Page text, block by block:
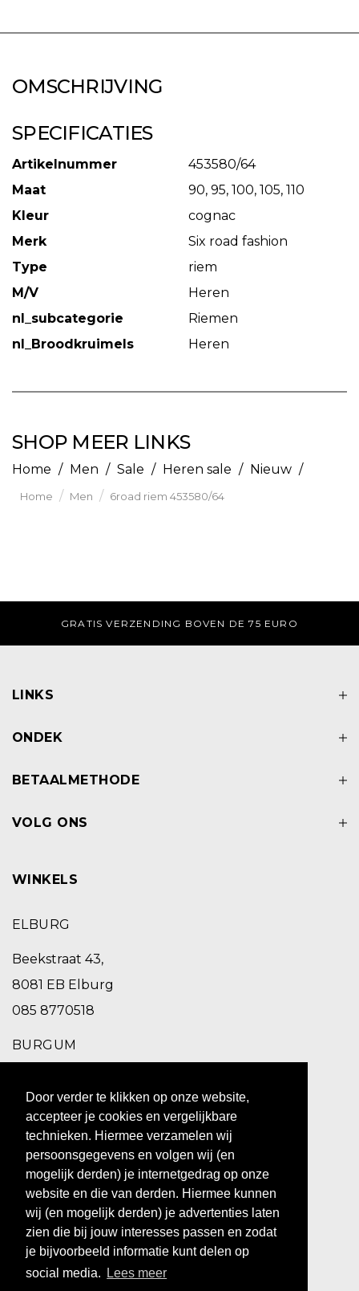
Door verder te klikken op onze website,
accepteer je cookies en vergelijkbare
technieken. Hiermee verzamelen wij
persoonsgegevens en volgen wij (en
mogelijk derden) je internetgedrag op onze
website en die van derden. Hiermee kunnen
wij (en mogelijk derden) je advertenties laten
zien die bij jouw interesses passen en zodat
je bijvoorbeeld informatie kunt delen op
social media.
Lees meer
OMSCHRIJVING
SPECIFICATIES
Artikelnummer
453580/64
Maat
90, 95, 100, 105, 110
Kleur
cognac
Merk
Six road fashion
Type
riem
M/V
Heren
nl_subcategorie
Riemen
nl_Broodkruimels
Heren
SHOP MEER LINKS
Home / Men / Sale / Heren sale / Nieuw /
Home / Men / 6road riem 453580/64
BESTELD, ZELFDE DAG VERZONDEN.
LINKS
ONDEK
BETAALMETHODE
VOLG ONS
WINKELS
ELBURG
Beekstraat 43,
8081 EB Elburg
085 8770518
BURGUM
9251 EC Burgum
0511 469 260
ZUIDHORN
Hoofdstraat 10,
9801 BX Zuidhorn
0594 769 010